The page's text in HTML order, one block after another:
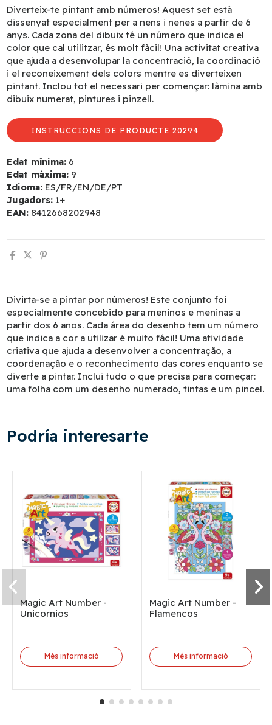
Diverteix-te pintant amb números! Aquest set està
dissenyat especialment per a nens i nenes a partir de 6
anys. Cada zona del dibuix té un número que indica el
color que cal utilitzar, és molt fàcil! Una activitat creativa
que ajuda a desenvolupar la concentració, la coordinació
i el reconeixement dels colors mentre es diverteixen
pintant. Inclou tot el necessari per començar: làmina amb
dibuix numerat, pintures i pinzell.
INSTRUCCIONS DE PRODUCTE 20294
Edat mínima: 6
Edat màxima: 9
Idioma: ES/FR/EN/DE/PT
Jugadors: 1+
EAN: 8412668202948
Divirta-se a pintar por números! Este conjunto foi
especialmente concebido para meninos e meninas a
partir dos 6 anos. Cada área do desenho tem um número
que indica a cor a utilizar é muito fácil! Uma atividade
criativa que ajuda a desenvolver a concentração, a
coordenação e o reconhecimento das cores enquanto se
diverte a pintar. Inclui tudo o que precisa para começar:
uma folha com um desenho numerado, tintas e um pincel.
Podría interesarte
Magic Art Number -
Unicornios
Més informació
Magic Art Number -
Flamencos
Més informació